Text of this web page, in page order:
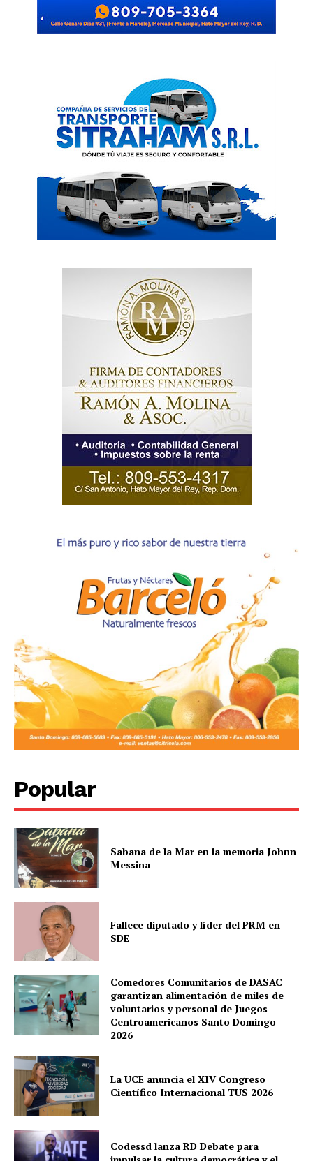
News Week
Magazine PRO
SUBSCRIBE NOW
Servicio Publicitario
Popular
Sabana de la Mar en la memoria Johnn
Messina
Fallece diputado y líder del PRM en
SDE
Comedores Comunitarios de DASAC
garantizan alimentación de miles de
voluntarios y personal de Juegos
Centroamericanos Santo Domingo
2026
La UCE anuncia el XIV Congreso
Científico Internacional TUS 2026
Codessd lanza RD Debate para